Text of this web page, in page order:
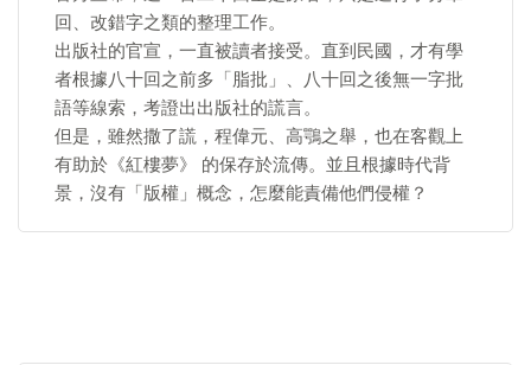
回、改錯字之類的整理工作。
出版社的官宣，一直被讀者接受。直到民國，才有學
者根據八十回之前多「脂批」、八十回之後無一字批
語等線索，考證出出版社的謊言。
但是，雖然撒了謊，程偉元、高鶚之舉，也在客觀上
有助於《紅樓夢》 的保存於流傳。並且根據時代背
景，沒有「版權」概念，怎麼能責備他們侵權？